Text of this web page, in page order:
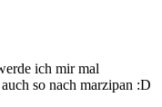
ich mir mal
so nach marzipan :D